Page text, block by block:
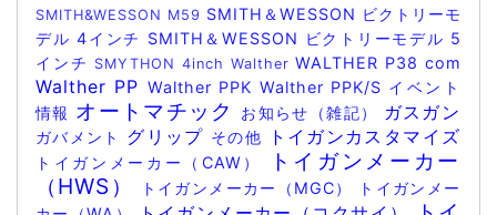
SMITH&WESSON M59 SMITH＆WESSON ビクトリーモ
デル 4インチ SMITH＆WESSON ビクトリーモデル 5
インチ SMYTHON 4inch WaltherWALTHER P38 com
Walther PP Walther PPK Walther PPK/S イベント
情報 オートマチック お知らせ（雑記） ガスガン
ガバメント グリップ その他 トイガンカスタマイズ
トイガンメーカー（CAW）
トイガンメーカー
（HWS）
トイガンメーカー（MGC）
トイガンメー